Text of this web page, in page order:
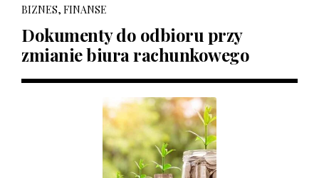
BIZNES, FINANSE
Dokumenty do odbioru przy
zmianie biura rachunkowego